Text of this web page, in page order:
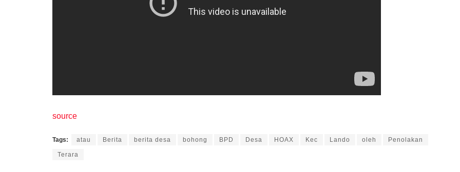
source
Tags: atau Berita berita desa bohong BPD Desa HOAX Kec Lando oleh Penolakan
Terara